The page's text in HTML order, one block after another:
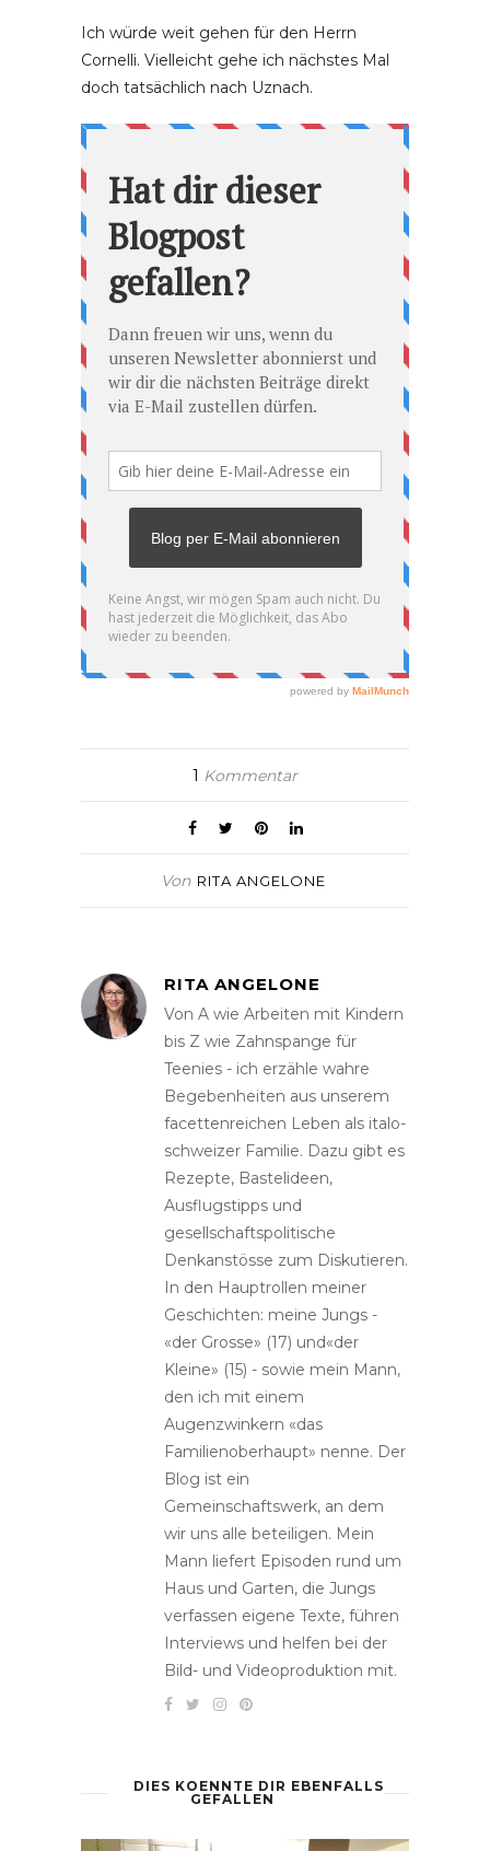
Ich würde weit gehen für den Herrn
Cornelli. Vielleicht gehe ich nächstes Mal
doch tatsächlich nach Uznach.
1 Kommentar
Von RITA ANGELONE
RITA ANGELONE
Von A wie Arbeiten mit Kindern
bis Z wie Zahnspange für
Teenies - ich erzähle wahre
Begebenheiten aus unserem
facettenreichen Leben als italo-
schweizer Familie. Dazu gibt es
Rezepte, Bastelideen,
Ausflugstipps und
gesellschaftspolitische
Denkanstösse zum Diskutieren.
In den Hauptrollen meiner
Geschichten: meine Jungs -
«der Grosse» (17) und«der
Kleine» (15) - sowie mein Mann,
den ich mit einem
Augenzwinkern «das
Familienoberhaupt» nenne. Der
Blog ist ein
Gemeinschaftswerk, an dem
wir uns alle beteiligen. Mein
Mann liefert Episoden rund um
Haus und Garten, die Jungs
verfassen eigene Texte, führen
Interviews und helfen bei der
Bild- und Videoproduktion mit.
DIES KOENNTE DIR EBENFALLS
GEFALLEN